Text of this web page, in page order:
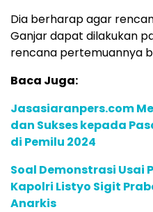
Dia berharap agar
Ganjar dapat dilakukan
rencana pertemuannya
Baca Juga:
Jasasiaranpers.com
dan Sukses kepada
di Pemilu 2024
Soal Demonstrasi Usai
Kapolri Listyo Sigit
Anarkis